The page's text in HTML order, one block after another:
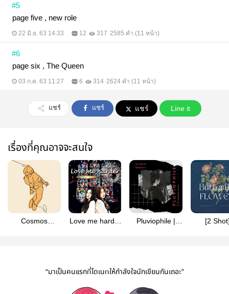
#5
page five , new role
22 มิ.ย. 63 14:33 12 317 2585 คำ (11 หน้า)
#6
page six , The Queen
03 ก.ค. 63 11:27 6 314 2624 คำ (11 หน้า)
แชร์ แชร์ แชร์ Line it
เรื่องที่คุณอาจจะสนใจ
Cosmos
Love me harder
Pluviophile |
[2
“มาเป็นคนแรกที่โดเนทให้กำลังใจนักเขียนกันเถอะ”